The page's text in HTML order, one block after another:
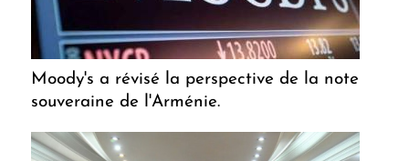
Moody's a révisé la perspective de la note
souveraine de l'Arménie.